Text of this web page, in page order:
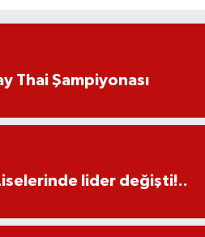
Thai Şampiyonası
lider değişti!..